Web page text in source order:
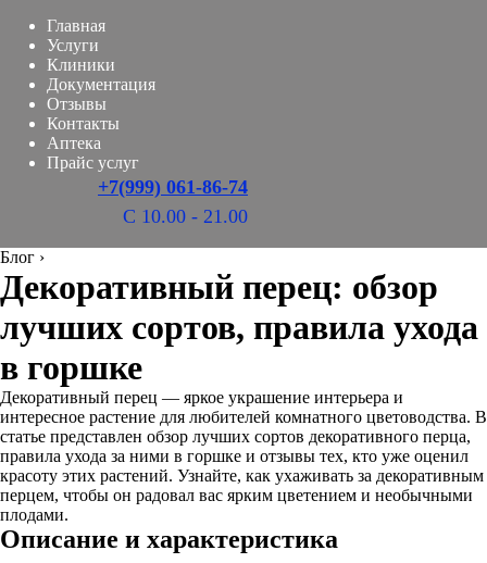
Главная
Услуги
Клиники
Документация
Отзывы
Контакты
Аптека
Прайс услуг
+7(999) 061-86-74
С 10.00 - 21.00
Блог ›
Декоративный перец: обзор
лучших сортов, правила ухода
в горшке
Декоративный перец — яркое украшение интерьера и
интересное растение для любителей комнатного цветоводства. В
статье представлен обзор лучших сортов декоративного перца,
правила ухода за ними в горшке и отзывы тех, кто уже оценил
красоту этих растений. Узнайте, как ухаживать за декоративным
перцем, чтобы он радовал вас ярким цветением и необычными
плодами.
Описание и характеристика